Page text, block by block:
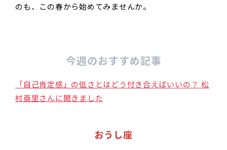
のも、この春から始めてみませんか。
今週のおすすめ記事
「自己肯定感」の低さとはどう付き合えばいいの？ 松
村亜里さんに聞きました
おうし座